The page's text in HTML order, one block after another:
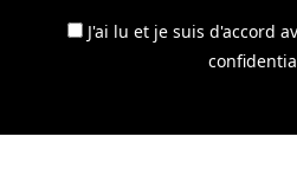
J'ai lu et je suis d'accord